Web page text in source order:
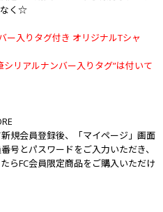
なく☆
ー入りタグ付き オリジナルTシャ
シリアルナンバー入りタグ”は付いて
新規会員登録後、「マイページ」画面
号とパスワードをご入力いただき、
らFC会員限定商品をご購入いただけ